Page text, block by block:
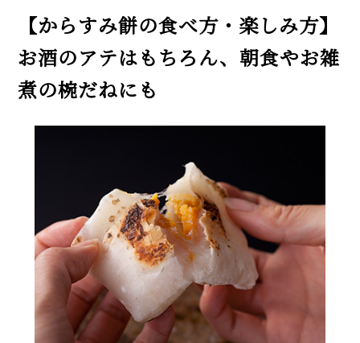
【からすみ餅の食べ方・楽しみ方】
お酒のアテはもちろん、朝食やお雑
煮の椀だねにも